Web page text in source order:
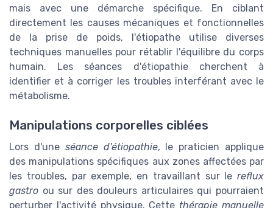
mais avec une démarche spécifique. En ciblant
directement les causes mécaniques et fonctionnelles
de la prise de poids, l'étiopathe utilise diverses
techniques manuelles pour rétablir l'équilibre du corps
humain. Les séances d'étiopathie cherchent à
identifier et à corriger les troubles interférant avec le
métabolisme.
Manipulations corporelles ciblées
Lors d'une séance d'étiopathie, le praticien applique
des manipulations spécifiques aux zones affectées par
les troubles, par exemple, en travaillant sur le reflux
gastro ou sur des douleurs articulaires qui pourraient
perturber l'activité physique. Cette thérapie manuelle